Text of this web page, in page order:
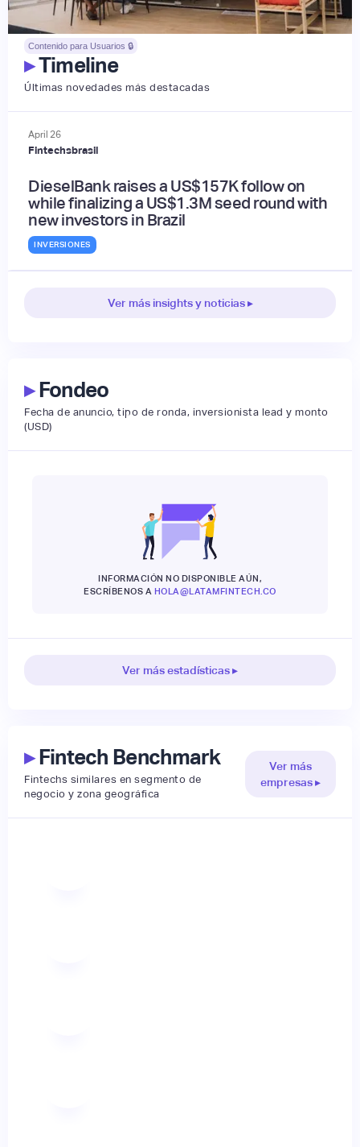
Contenido para Usuarios 🔒
▸Timeline
Últimas novedades más destacadas
April 26
Fintechsbrasil
DieselBank raises a US$157K follow on
while finalizing a US$1.3M seed round with
new investors in Brazil
INVERSIONES
Ver más insights y noticias ▸
▸Fondeo
Fecha de anuncio, tipo de ronda, inversionista lead y monto
(USD)
INFORMACIÓN NO DISPONIBLE AÚN,
ESCRÍBENOS A HOLA@LATAMFINTECH.CO
Ver más estadísticas ▸
▸Fintech Benchmark
Fintechs similares en segmento de
negocio y zona geográfica
Ver más
empresas ▸